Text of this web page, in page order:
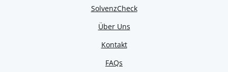
SolvenzCheck
Über Uns
Kontakt
FAQs